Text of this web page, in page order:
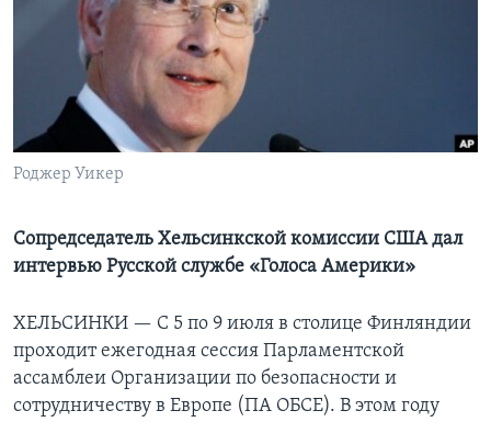
Learning English
СОЦИАЛЬНЫЕ СЕТИ
Роджер Уикер
Сопредседатель Хельсинкской комиссии США дал
интервью Русской службе «Голоса Америки»
ХЕЛЬСИНКИ — С 5 по 9 июля в столице Финляндии
проходит ежегодная сессия Парламентской
ассамблеи Организации по безопасности и
сотрудничеству в Европе (ПА ОБСЕ). В этом году